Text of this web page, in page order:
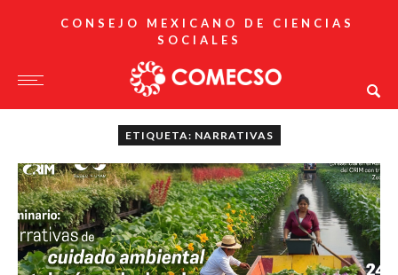
CONSEJO MEXICANO DE CIENCIAS
SOCIALES
ETIQUETA: NARRATIVAS